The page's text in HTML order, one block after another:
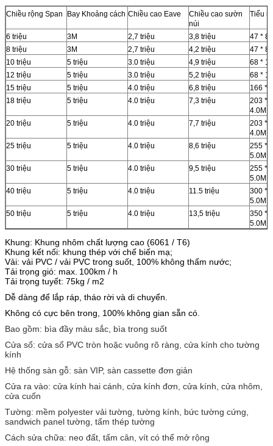
Chiều rộng Span Bay Khoảng cách Chiều cao Eave
Chiều cao sườn
núi
Tiểu
6 triệu 3M 2,7 triệu 3,8 triệu
47 *
8 triệu
3M 2,7 triệu 4,2 triệu
47 *
10 triệu
5 triệu 3.0 triệu 4,9 triệu
68 *
12 triệu
5 triệu 3.0 triệu 5,2 triệu
68 *
15 triệu
5 triệu 4.0 triệu 6,8 triệu
166 *
18 triệu
5 triệu 4.0 triệu 7,3 triệu
203 *
4.0MM
20 triệu
5 triệu 4.0 triệu 7,7 triệu
203 *
4.0MM
25 triệu
5 triệu 4.0 triệu 8,6 triệu
255 *
5.0MM
30 triệu
5 triệu 4.0 triệu 9,5 triệu
255 *
5.0MM
40 triệu
5 triệu 4.0 triệu 11.5 triệu
300 *
5.0MM
50 triệu
5 triệu 4.0 triệu 13,5 triệu
350 *
5.0MM
Khung: Khung nhôm chất lượng cao (6061 / T6)
Khung kết nối: khung thép với chế biến mạ;
Vải: vải PVC / vải PVC trong suốt, 100% không thấm nước;
Tải trọng gió: max. 100km / h
Tải trọng tuyết: 75kg / m2
Dễ dàng để lắp ráp, tháo rời và di chuyển.
Không có cực bên trong, 100% không gian sẵn có.
Bao gồm: bìa đầy màu sắc, bìa trong suốt
Cửa sổ: cửa sổ PVC tròn hoặc vuông rõ ràng, cửa kính cho tường
kính
Hệ thống sàn gỗ: sàn VIP, sàn cassette đơn giản
Cửa ra vào: cửa kính hai cánh, cửa kính đơn, cửa kính, cửa nhôm,
cửa cuốn
Tường: mềm polyester vải tường, tường kính, bức tường cứng,
sandwich panel tường, tấm thép tường
Cách sửa chữa: neo đất, tấm cân, vít có thể mở rộng